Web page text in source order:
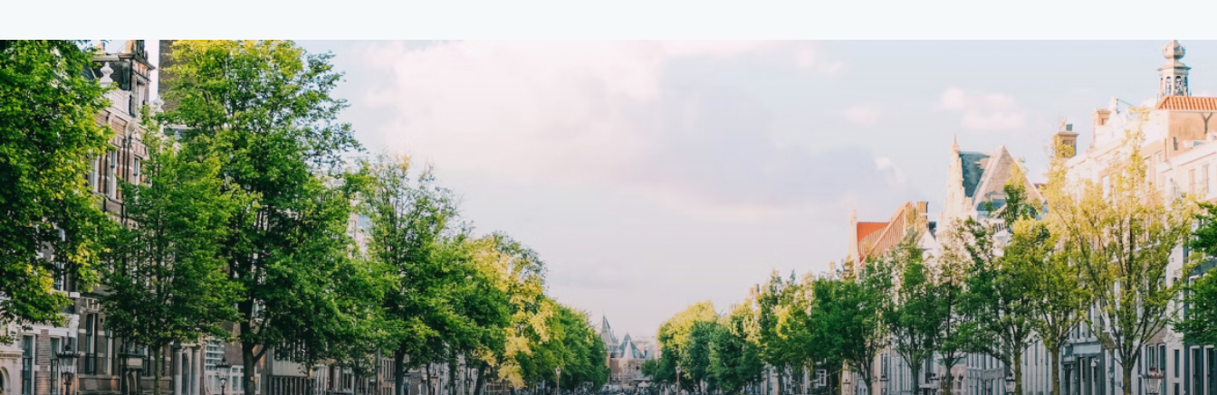
van €107,50 per maand is dit een
geweldige kans voor professionals
die op zoek zijn naar een woning die
direct beschikbaar is vanaf 1 april
2026. Bij binnenkomst word je
verwelkomd in een ruime
woonkamer met open keuken,
samen goed voor 44 m² aan
leefruimte. De lichte woonkamer
biedt genoeg ruimte voor een
gezellige zithoek én een stijlvolle
eethoek. De keuken is van alle
gemakken voorzien, perfect voor het
bereiden van heerlijke maaltijden.
Vanuit de woonkamer stap je zo het
balkon op, waar je kunt genieten
van een prachtig uitzicht en een
van €107,50 per maand is dit een
woonkamer met open keuken,
samen goed voor 44 m² aan
leefruimte. De lichte woonkamer
biedt genoeg ruimte voor een
gezellige zithoek én een stijlvolle
eethoek. De keuken is van alle
gemakken voorzien, perfect voor het
bereiden van heerlijke maaltijden.
Vanuit de woonkamer stap je zo het
balkon op, waar je kunt genieten
van een prachtig uitzicht en een
storage and secure bicycle parking
with an elegant lobby with an
elevator and green communal
spaces.The building incorporates
solar panels to generate energy
supply. The windows have solar
93m2, ready-to-live, contemporary
spaces.The building incorporates
solar panels to generate energy
supply. The windows have solar
control glazing, and the apartments
have climate control driven by a
thermal energy storage system.
Underfloor heating and cooling
contribute to a healthy indoor
environment. The atriums' seasonal
green walls provide natural summer
cooling, improved air quality and
acoustics, and are specially